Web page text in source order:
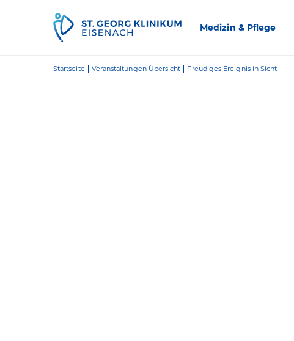
Medizin & Pflege
Startseite Veranstaltungen Übersicht Freudiges Ereignis in Sicht